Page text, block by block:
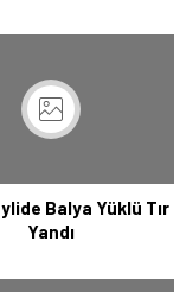
Balya Yüklü Tır
Yandı